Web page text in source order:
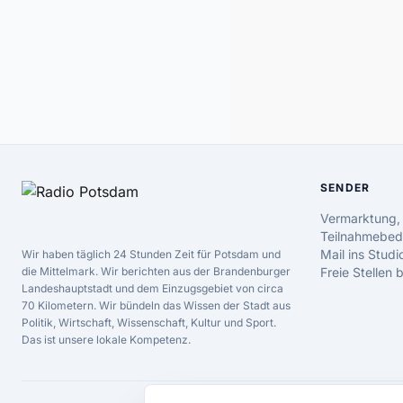
Wir haben täglich 24 Stunden Zeit für Potsdam und
die Mittelmark. Wir berichten aus der Brandenburger
Landeshauptstadt und dem Einzugsgebiet von circa
70 Kilometern. Wir bündeln das Wissen der Stadt aus
Politik, Wirtschaft, Wissenschaft, Kultur und Sport.
Das ist unsere lokale Kompetenz.
SENDER
Mail ins
Freie Stellen